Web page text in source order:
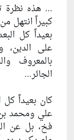
... هذه نظرة
كبيراً انتهل
بعيداً كل
على الدين،
بالمعروف
الجائر...
كان بعيداً كل
علي ومحمد
فخ، بل عن